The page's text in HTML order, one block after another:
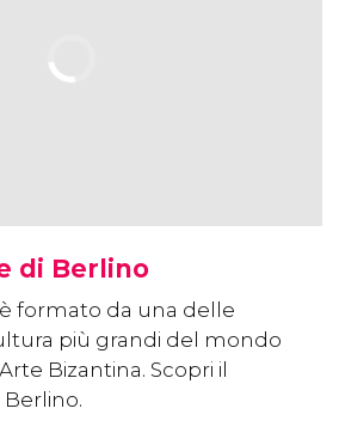
di Berlino
formato da una delle
più grandi del mondo
Bizantina. Scopri il